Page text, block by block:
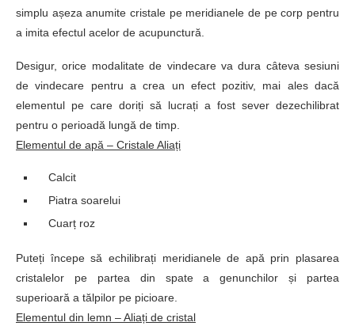
simplu așeza anumite cristale pe meridianele de pe corp pentru
a imita efectul acelor de acupunctură.
Desigur, orice modalitate de vindecare va dura câteva sesiuni
de vindecare pentru a crea un efect pozitiv, mai ales dacă
elementul pe care doriți să lucrați a fost sever dezechilibrat
pentru o perioadă lungă de timp.
Elementul de apă – Cristale Aliați
Calcit
Piatra soarelui
Cuarț roz
Puteți începe să echilibrați meridianele de apă prin plasarea
cristalelor pe partea din spate a genunchilor și partea
superioară a tălpilor pe picioare.
Elementul din lemn – Aliați de cristal